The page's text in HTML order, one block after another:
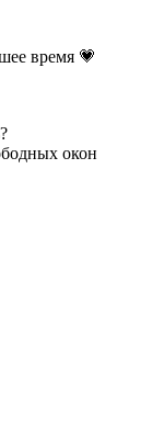
время 💗
окон